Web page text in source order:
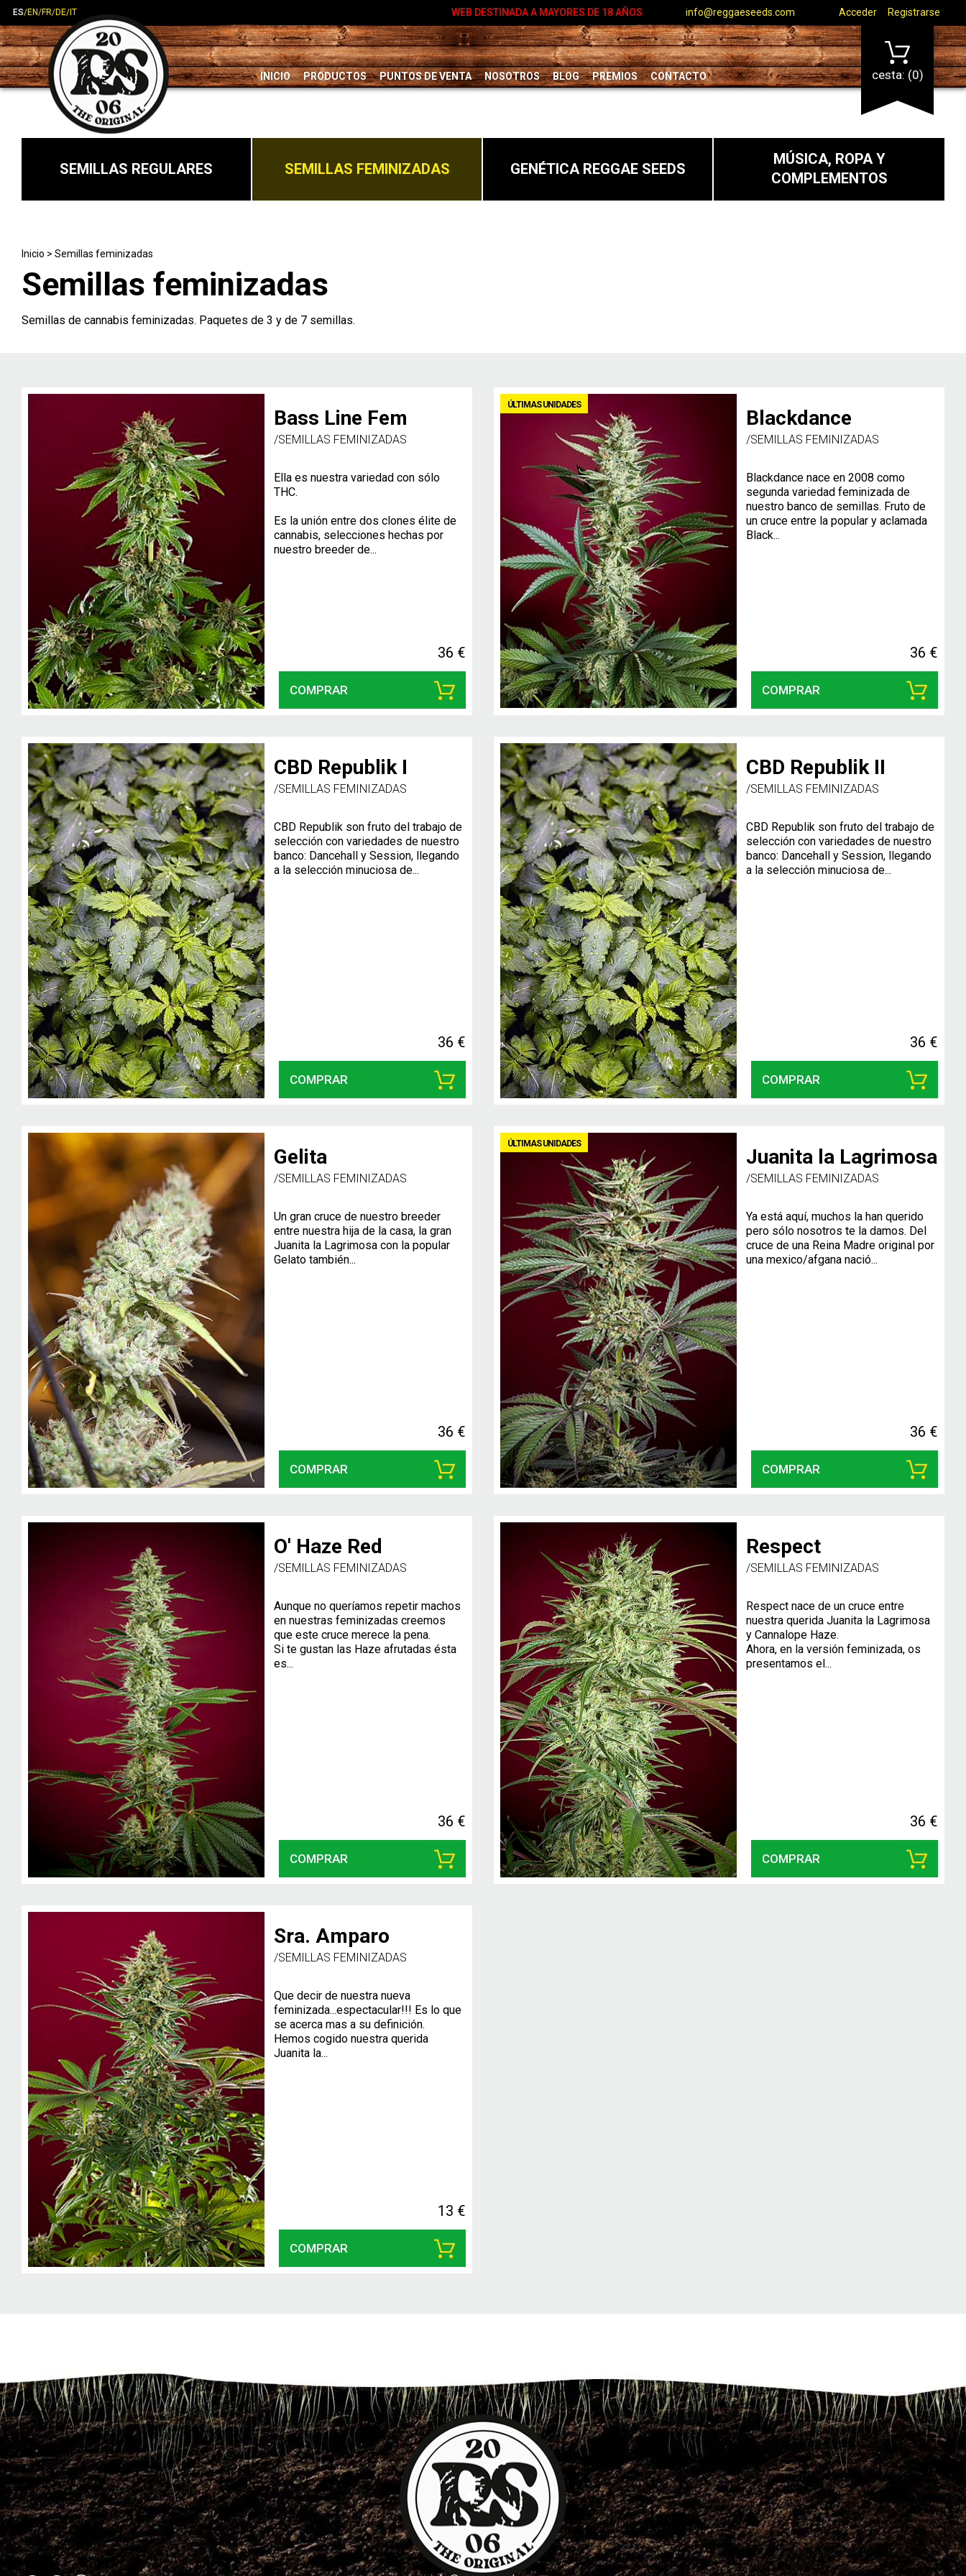
ES/EN/FR/DE/ IT WEB DESTINADA A MAYORES DE 18 AÑOS info@reggaeseeds.com Acceder Registrarse
cesta: (0)
INICIO PRODUCTOS PUNTOS DE VENTA NOSOTROS BLOG PREMIOS CONTACTO
SEMILLAS REGULARES SEMILLAS FEMINIZADAS GENÉTICA REGGAE SEEDS
MÚSICA, ROPA Y
COMPLEMENTOS
Inicio > Semillas feminizadas
Semillas feminizadas
Semillas de cannabis feminizadas. Paquetes de 3 y de 7 semillas.
Bass Line Fem
/SEMILLAS FEMINIZADAS
Ella es nuestra variedad con sólo
THC.
Es la unión entre dos clones élite de
cannabis, selecciones hechas por
nuestro breeder de...
36 €
COMPRAR
ÚLTIMAS UNIDADES
Blackdance
/SEMILLAS FEMINIZADAS
Blackdance nace en 2008 como
segunda variedad feminizada de
nuestro banco de semillas. Fruto de
un cruce entre la popular y aclamada
Black...
36 €
COMPRAR
CBD Republik I
/SEMILLAS FEMINIZADAS
CBD Republik son fruto del trabajo de
selección con variedades de nuestro
banco: Dancehall y Session, llegando
a la selección minuciosa de...
36 €
COMPRAR
CBD Republik II
/SEMILLAS FEMINIZADAS
CBD Republik son fruto del trabajo de
selección con variedades de nuestro
banco: Dancehall y Session, llegando
a la selección minuciosa de...
36 €
COMPRAR
Gelita
/SEMILLAS FEMINIZADAS
Un gran cruce de nuestro breeder
entre nuestra hija de la casa, la gran
Juanita la Lagrimosa con la popular
Gelato también...
36 €
COMPRAR
ÚLTIMAS UNIDADES
Juanita la Lagrimosa
/SEMILLAS FEMINIZADAS
Ya está aquí, muchos la han querido
pero sólo nosotros te la damos. Del
cruce de una Reina Madre original por
una mexico/afgana nació...
36 €
COMPRAR
O' Haze Red
/SEMILLAS FEMINIZADAS
Aunque no queríamos repetir machos
en nuestras feminizadas creemos
que este cruce merece la pena.
Si te gustan las Haze afrutadas ésta
es...
36 €
COMPRAR
Respect
/SEMILLAS FEMINIZADAS
Respect nace de un cruce entre
nuestra querida Juanita la Lagrimosa
y Cannalope Haze.
Ahora, en la versión feminizada, os
presentamos el...
36 €
COMPRAR
Sra. Amparo
/SEMILLAS FEMINIZADAS
Que decir de nuestra nueva
feminizada...espectacular!!! Es lo que
se acerca mas a su definición.
Hemos cogido nuestra querida
Juanita la...
13 €
COMPRAR